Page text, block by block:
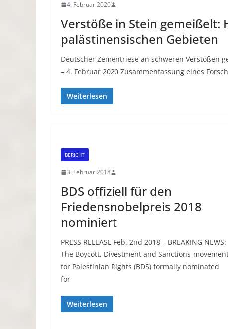
4. Februar 2020
Verstöße in Stein gemeißelt:
palästinensischen Gebieten
Deutscher Zementriese an schweren Verstößen
– 4. Februar 2020 Zusammenfassung eines
Weiterlesen
BERICHT
3. Februar 2018
BDS offiziell für den
Friedensnobelpreis 2018
nominiert
PRESS RELEASE Feb. 2nd 2018 – BREAKING NEWS:
The Boycott, Divestment and Sanctions-movement
for Palestinian Rights (BDS) formally nominated
for
Weiterlesen